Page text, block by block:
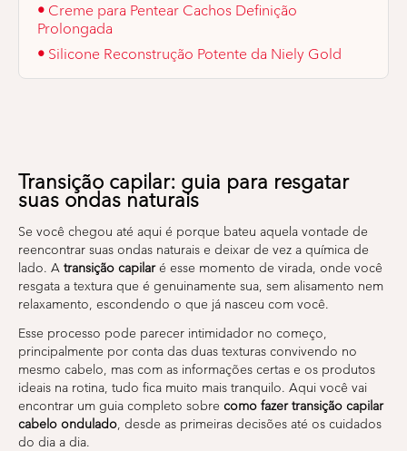
• Creme para Pentear Cachos Definição
Prolongada
• Silicone Reconstrução Potente da Niely Gold
Transição capilar: guia para resgatar
suas ondas naturais
Se você chegou até aqui é porque bateu aquela vontade de
reencontrar suas ondas naturais e deixar de vez a química de
lado. A transição capilaré esse momento de virada, onde você
resgata a textura que é genuinamente sua, sem alisamento nem
relaxamento, escondendo o que já nasceu com você.
Esse processo pode parecer intimidador no começo,
principalmente por conta das duas texturas convivendo no
mesmo cabelo, mas com as informações certas e os produtos
ideais na rotina, tudo fica muito mais tranquilo. Aqui você vai
encontrar um guia completo sobre como fazer transição capilar
cabelo ondulado, desde as primeiras decisões até os cuidados
do dia a dia.